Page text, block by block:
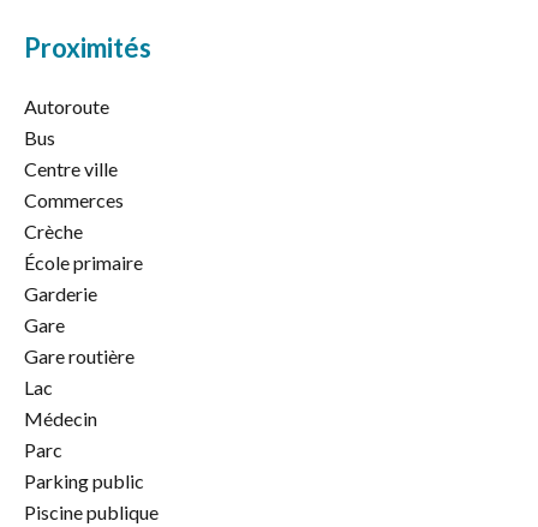
Proximités
Autoroute
Bus
Centre ville
Commerces
Crèche
École primaire
Garderie
Gare
Gare routière
Lac
Médecin
Parc
Parking public
Piscine publique